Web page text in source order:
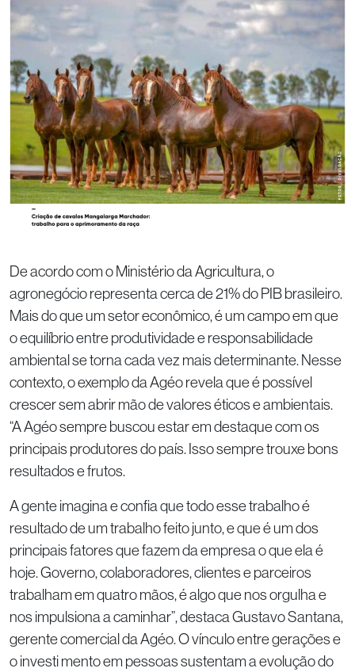
De acordo com o Ministério da Agricultura, o
agronegócio representa cerca de 21% do PIB brasileiro.
Mais do que um setor econômico, é um campo em que
o equilíbrio entre produtividade e responsabilidade
ambiental se torna cada vez mais determinante. Nesse
contexto, o exemplo da Agéo revela que é possível
crescer sem abrir mão de valores éticos e ambientais.
“A Agéo sempre buscou estar em destaque com os
principais produtores do país. Isso sempre trouxe bons
resultados e frutos.
A gente imagina e confia que todo esse trabalho é
resultado de um trabalho feito junto, e que é um dos
principais fatores que fazem da empresa o que ela é
hoje. Governo, colaboradores, clientes e parceiros
trabalham em quatro mãos, é algo que nos orgulha e
nos impulsiona a caminhar”, destaca Gustavo Santana,
gerente comercial da Agéo. O vínculo entre gerações e
o investi mento em pessoas sustentam a evolução do